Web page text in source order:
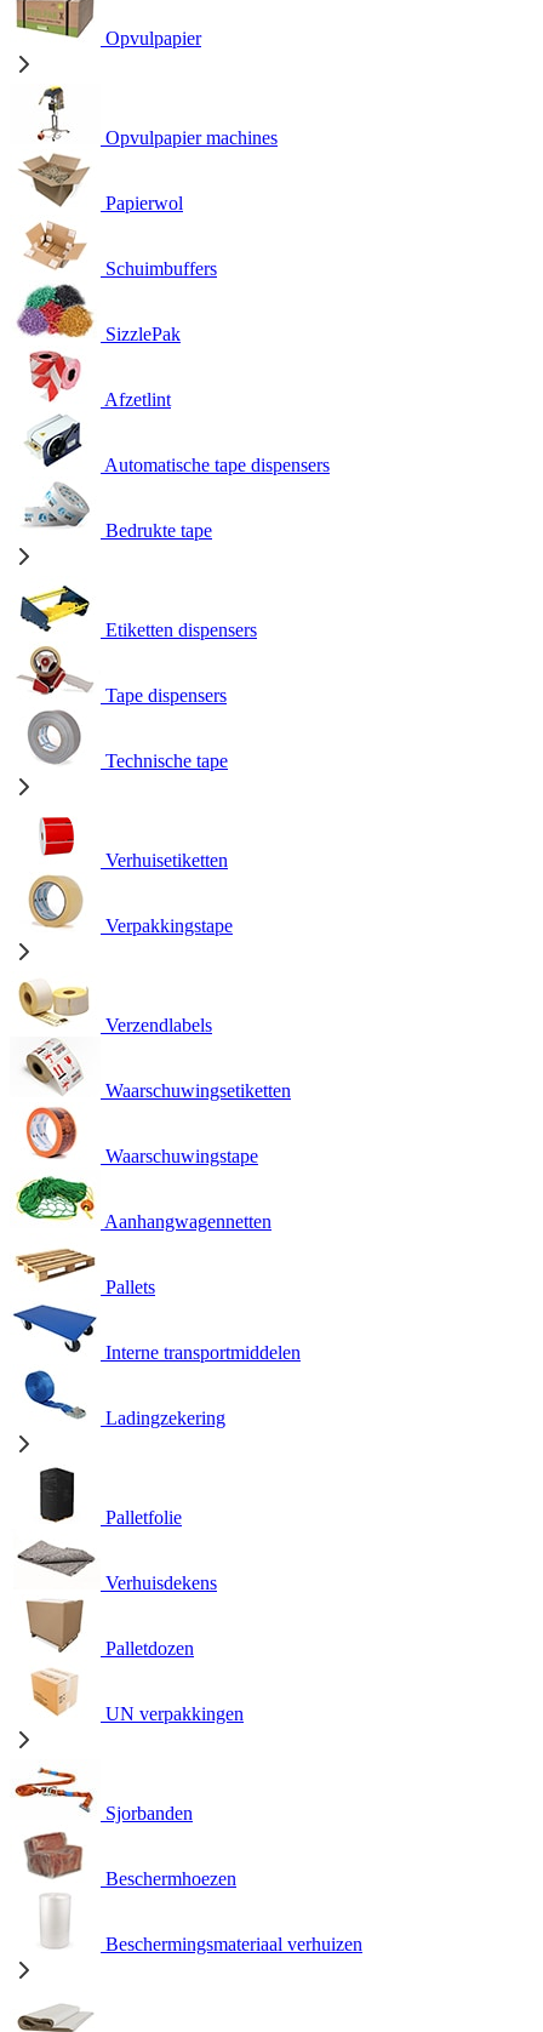
Opvulpapier
Opvulpapier machines
Papierwol
Schuimbuffers
SizzlePak
Afzetlint
Automatische tape dispensers
Bedrukte tape
Etiketten dispensers
Tape dispensers
Technische tape
Verhuisetiketten
Verpakkingstape
Verzendlabels
Waarschuwingsetiketten
Waarschuwingstape
Aanhangwagennetten
Pallets
Interne transportmiddelen
Ladingzekering
Palletfolie
Verhuisdekens
Palletdozen
UN verpakkingen
Sjorbanden
Beschermhoezen
Beschermingsmateriaal verhuizen